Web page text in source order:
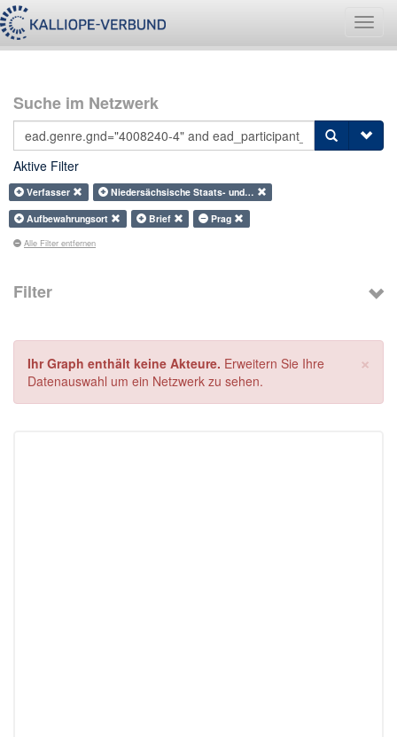
Suche im Netzwerk
Aktive Filter
Verfasser
Niedersächsische Staats- und…
Aufbewahrungsort
Brief Prag
Alle Filter entfernen
Filter
×
Ihr Graph enthält keine Akteure. Erweitern Sie Ihre
Datenauswahl um ein Netzwerk zu sehen.